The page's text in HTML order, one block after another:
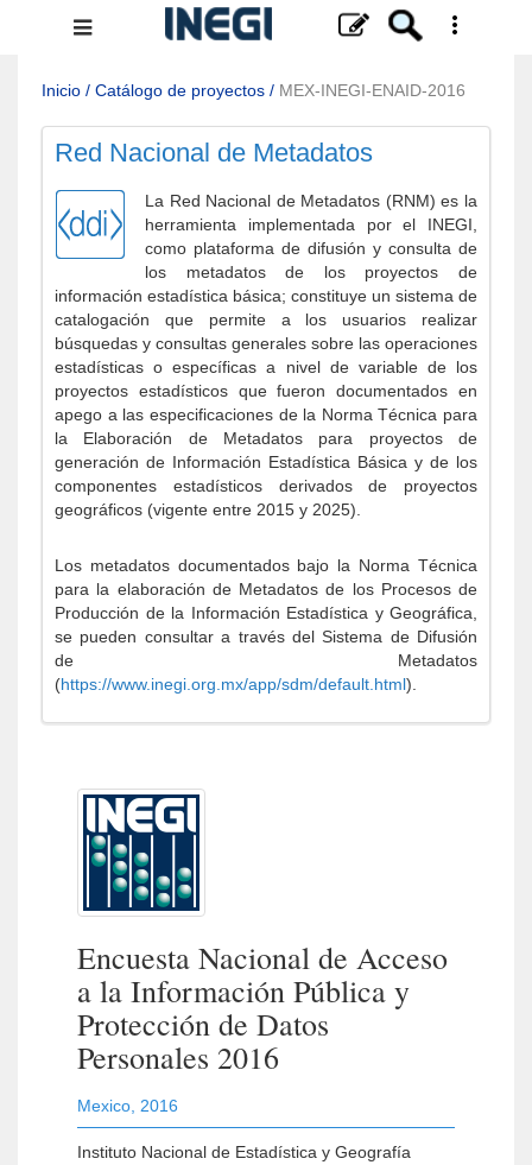
Menú
navegación
Inicio / Catálogo de proyectos / MEX-INEGI-ENAID-2016
Red Nacional de Metadatos
La Red Nacional de Metadatos (RNM) es la
herramienta implementada por el INEGI,
como plataforma de difusión y consulta de
los metadatos de los proyectos de
información estadística básica; constituye un sistema de
catalogación que permite a los usuarios realizar
búsquedas y consultas generales sobre las operaciones
estadísticas o específicas a nivel de variable de los
proyectos estadísticos que fueron documentados en
apego a las especificaciones de la Norma Técnica para
la Elaboración de Metadatos para proyectos de
generación de Información Estadística Básica y de los
componentes estadísticos derivados de proyectos
geográficos (vigente entre 2015 y 2025).
Los metadatos documentados bajo la Norma Técnica
para la elaboración de Metadatos de los Procesos de
Producción de la Información Estadística y Geográfica,
se pueden consultar a través del Sistema de Difusión
de Metadatos
(https://www.inegi.org.mx/app/sdm/default.html).
Encuesta Nacional de Acceso
a la Información Pública y
Protección de Datos
Personales 2016
Mexico 2016
Instituto Nacional de Estadística y Geografía